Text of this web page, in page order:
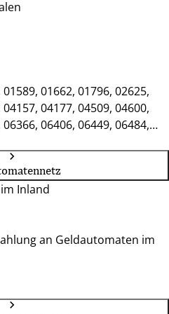
01662, 01796, 02625,
04177, 04509, 04600,
06406, 06449, 06484,
07318, 07545, 07629,
08451, 08468, 08523,
10247, 10551, 10707,
12209, 12305, 12489,
13465, 13507, 13597,
14532, 14612, 14712,
17033, 17489, 18055,
20354, 21029, 21073,
22303, 22391, 22587,
23843, 23966, 24103,
25421, 25524, 25813,
Inland
an Geldautomaten im